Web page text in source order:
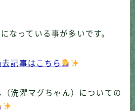
なっている事が多いです。
去記事はこちら
洗濯マグちゃん）についての